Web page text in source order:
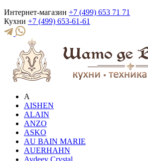
Интернет-магазин +7 (499) 653 71 71
Кухни +7 (499) 653-61-61
A
AISHEN
ALAIN
ANZO
ASKO
AU BAIN MARIE
AUERHAHN
Avdeev Crystal